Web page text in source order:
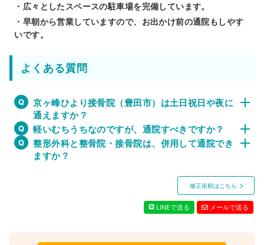
・広々としたスペースの駐車場を完備しています。
・早朝から営業していますので、お出かけ前の通院もしやす
いです。
よくある質問
京ヶ峰ひより接骨院（豊田市）は土日祝日や夜に
通えますか？
軽いむちうちなのですが、通院すべきですか？
整形外科と整骨院・接骨院は、併用して通院でき
ますか？
修正依頼はこちら
LINEで送る メールで送る